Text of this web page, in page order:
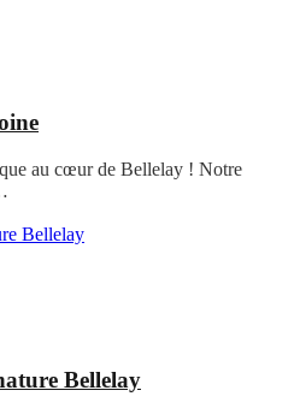
au cœur de Bellelay ! Notre
Bellelay